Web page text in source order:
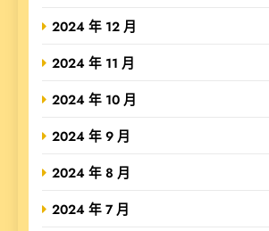
2024 年 12 月
2024 年 11 月
2024 年 10 月
2024 年 9 月
2024 年 8 月
2024 年 7 月